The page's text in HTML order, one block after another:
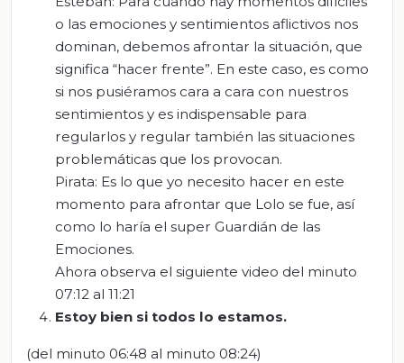
o las emociones y sentimientos aflictivos nos
dominan, debemos afrontar la situación, que
significa “hacer frente”. En este caso, es como
si nos pusiéramos cara a cara con nuestros
sentimientos y es indispensable para
regularlos y regular también las situaciones
problemáticas que los provocan.
Pirata: Es lo que yo necesito hacer en este
momento para afrontar que Lolo se fue, así
como lo haría el super Guardián de las
Emociones.
Ahora observa el siguiente video del minuto
07:12 al 11:21
Estoy bien si todos lo estamos.
(del minuto 06:48 al minuto 08:24)